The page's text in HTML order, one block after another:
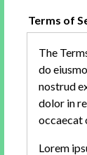
Terms of
The
do
nostrud
dolor in
occaecat
Lorem